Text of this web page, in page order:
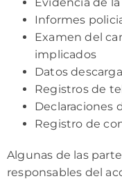
Informes
Examen del
implicados
Datos
Registros de
Declaraciones
Registro de
Algunas de las
responsables del